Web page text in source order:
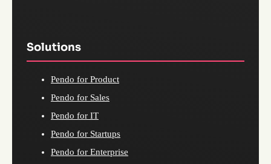
Solutions
Pendo for Product
Pendo for Sales
Pendo for IT
Pendo for Startups
Pendo for Enterprise